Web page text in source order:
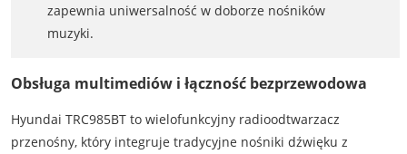
zapewnia uniwersalność w doborze nośników
muzyki.
Obsługa multimediów i łączność bezprzewodowa
Hyundai TRC985BT to wielofunkcyjny radioodtwarzacz
przenośny, który integruje tradycyjne nośniki dźwięku z